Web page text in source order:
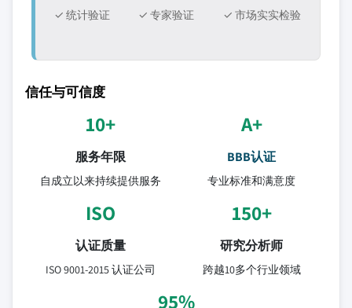
✓ 统计验证 ✓ 专家验证 ✓ 市场实实检验
信任与可信度
10+
服务年限
自成立以来持续提供服务
A+
BBB认证
专业标准和满意度
ISO
认证质量
ISO 9001-2015 认证公司
150+
研究分析师
跨越10多个行业领域
95%